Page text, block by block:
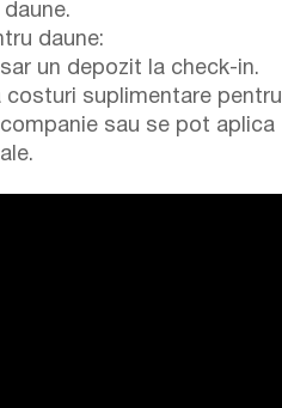
daune:
un depozit la check-in.
costuri suplimentare pentru
sau se pot aplica